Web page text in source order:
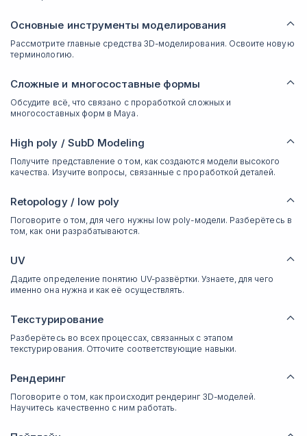
Основные инструменты моделирования
Рассмотрите главные средства 3D-моделирования. Освоите новую
терминологию.
Сложные и многосоставные формы
Обсудите всё, что связано с проработкой сложных и
многосоставных форм в Maya.
High poly / SubD Modeling
Получите представление о том, как создаются модели высокого
качества. Изучите вопросы, связанные с проработкой деталей.
Retopology / low poly
Поговорите о том, для чего нужны low poly-модели. Разберётесь в
том, как они разрабатываются.
UV
Дадите определение понятию UV-развёртки. Узнаете, для чего
именно она нужна и как её осуществлять.
Текстурирование
Разберётесь во всех процессах, связанных с этапом
текстурирования. Отточите соответствующие навыки.
Рендеринг
Поговорите о том, как происходит рендеринг 3D-моделей.
Научитесь качественно с ним работать.